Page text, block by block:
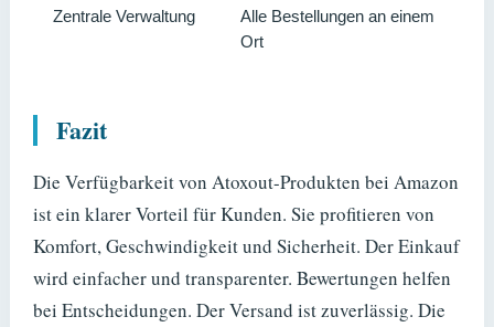
Zentrale Verwaltung
Alle Bestellungen an einem
Ort
Fazit
Die Verfügbarkeit von Atoxout-Produkten bei Amazon
ist ein klarer Vorteil für Kunden. Sie profitieren von
Komfort, Geschwindigkeit und Sicherheit. Der Einkauf
wird einfacher und transparenter. Bewertungen helfen
bei Entscheidungen. Der Versand ist zuverlässig. Die